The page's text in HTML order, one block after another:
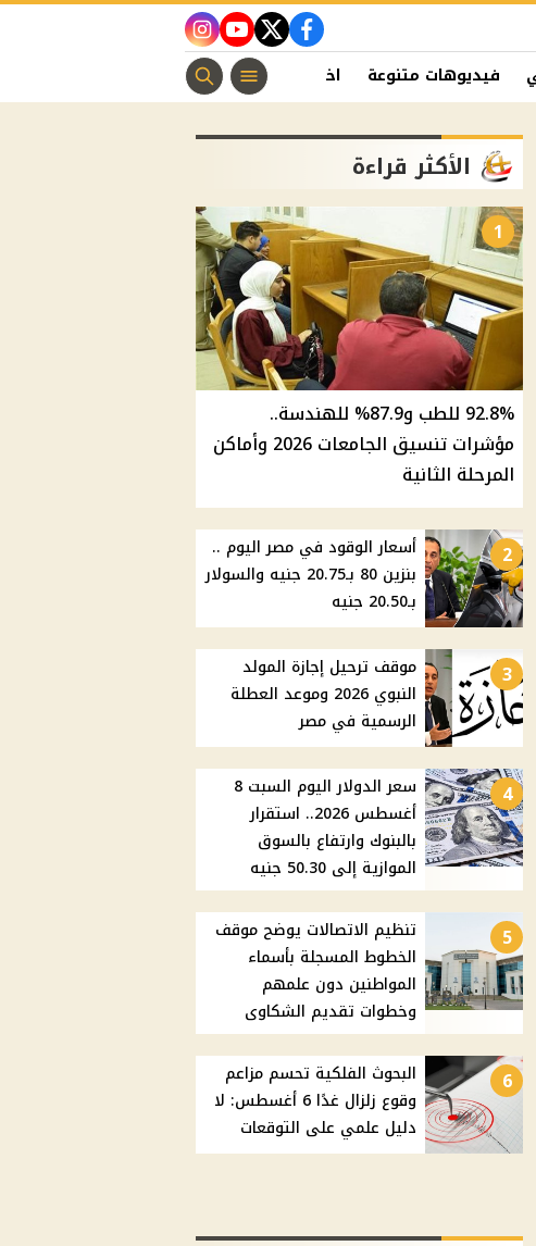
facebook
twitter
youtube
instagram
فيديوهات متنوعة اخبار الفن منوعات مسيحية
الأكثر قراءة
1
92.8% للطب و87.9% للهندسة..
مؤشرات تنسيق الجامعات 2026 وأماكن
المرحلة الثانية
2
أسعار الوقود في مصر اليوم ..
بنزين 80 بـ20.75 جنيه والسولار
بـ20.50 جنيه
3
موقف ترحيل إجازة المولد
النبوي 2026 وموعد العطلة
الرسمية في مصر
4
سعر الدولار اليوم السبت 8
أغسطس 2026.. استقرار
بالبنوك وارتفاع بالسوق
الموازية إلى 50.30 جنيه
5
تنظيم الاتصالات يوضح موقف
الخطوط المسجلة بأسماء
المواطنين دون علمهم
وخطوات تقديم الشكاوى
6
البحوث الفلكية تحسم مزاعم
وقوع زلزال غدًا 6 أغسطس: لا
دليل علمي على التوقعات